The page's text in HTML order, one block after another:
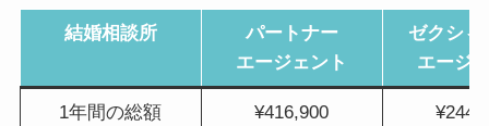
結婚相談所
パートナー
エージェント
ゼクシィ
エージ
1年間の総額 ¥416,900